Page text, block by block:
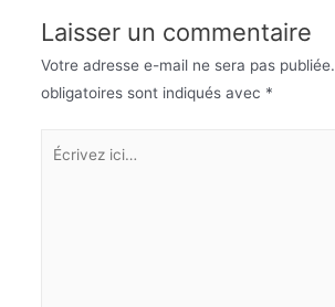
Laisser un commentaire
Votre adresse e-mail ne sera pas publiée.
obligatoires sont indiqués avec *